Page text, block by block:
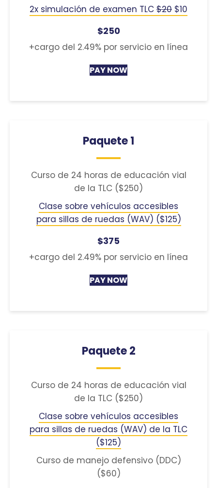
2x simulación de examen TLC $20 $10
$250
+cargo del 2.49% por servicio en línea
PAY NOW
Paquete 1
Curso de 24 horas de educación vial
de la TLC ($250)
Clase sobre vehículos accesibles
para sillas de ruedas (WAV) ($125)
$375
+cargo del 2.49% por servicio en línea
PAY NOW
Paquete 2
Curso de 24 horas de educación vial
de la TLC ($250)
Clase sobre vehículos accesibles
para sillas de ruedas (WAV) de la TLC
($125)
Curso de manejo defensivo (DDC)
($60)